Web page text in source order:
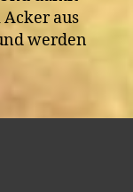
aus
werden